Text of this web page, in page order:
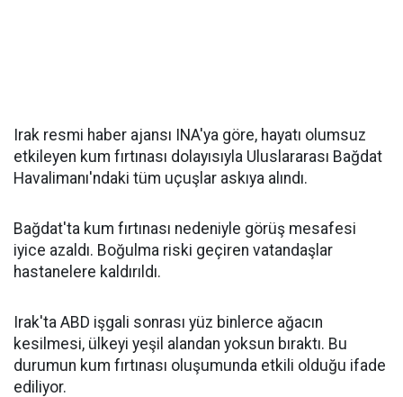
Irak resmi haber ajansı INA'ya göre, hayatı olumsuz
etkileyen kum fırtınası dolayısıyla Uluslararası Bağdat
Havalimanı'ndaki tüm uçuşlar askıya alındı.
Bağdat'ta kum fırtınası nedeniyle görüş mesafesi
iyice azaldı. Boğulma riski geçiren vatandaşlar
hastanelere kaldırıldı.
Irak'ta ABD işgali sonrası yüz binlerce ağacın
kesilmesi, ülkeyi yeşil alandan yoksun bıraktı. Bu
durumun kum fırtınası oluşumunda etkili olduğu ifade
ediliyor.